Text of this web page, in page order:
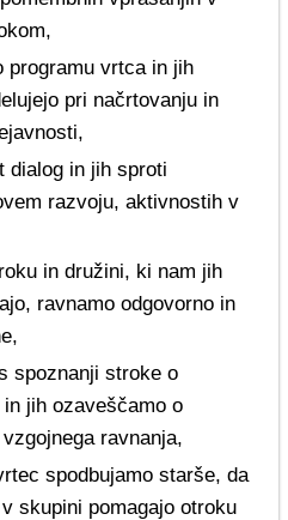
programu vrtca in jih
pri načrtovanju in
dialog in jih sproti
razvoju, aktivnostih v
in družini, ki nam jih
ravnamo odgovorno in
spoznanji stroke o
jih ozaveščamo o
ravnanja,
spodbujamo starše, da
skupini pomagajo otroku